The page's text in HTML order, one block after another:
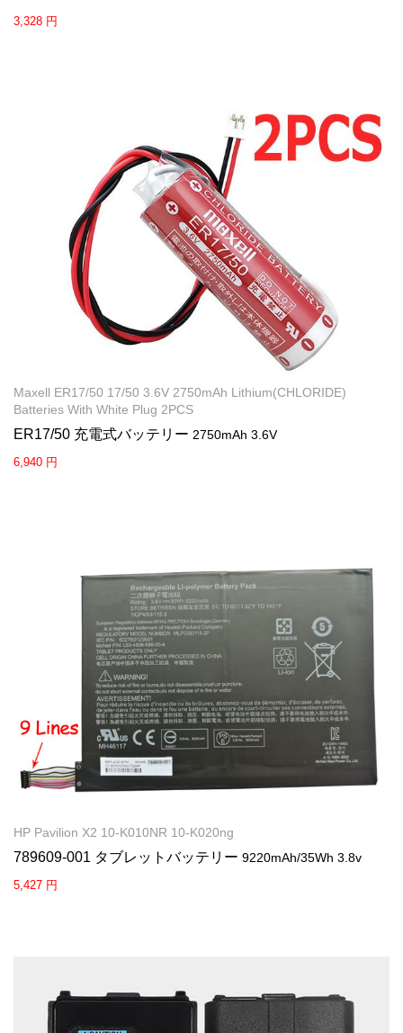
3,328 円
Maxell ER17/50 17/50 3.6V 2750mAh Lithium(CHLORIDE)
Batteries With White Plug 2PCS
ER17/50 充電式バッテリー 2750mAh 3.6V
6,940 円
HP Pavilion X2 10-K010NR 10-K020ng
789609-001 タブレットバッテリー 9220mAh/35Wh 3.8v
5,427 円